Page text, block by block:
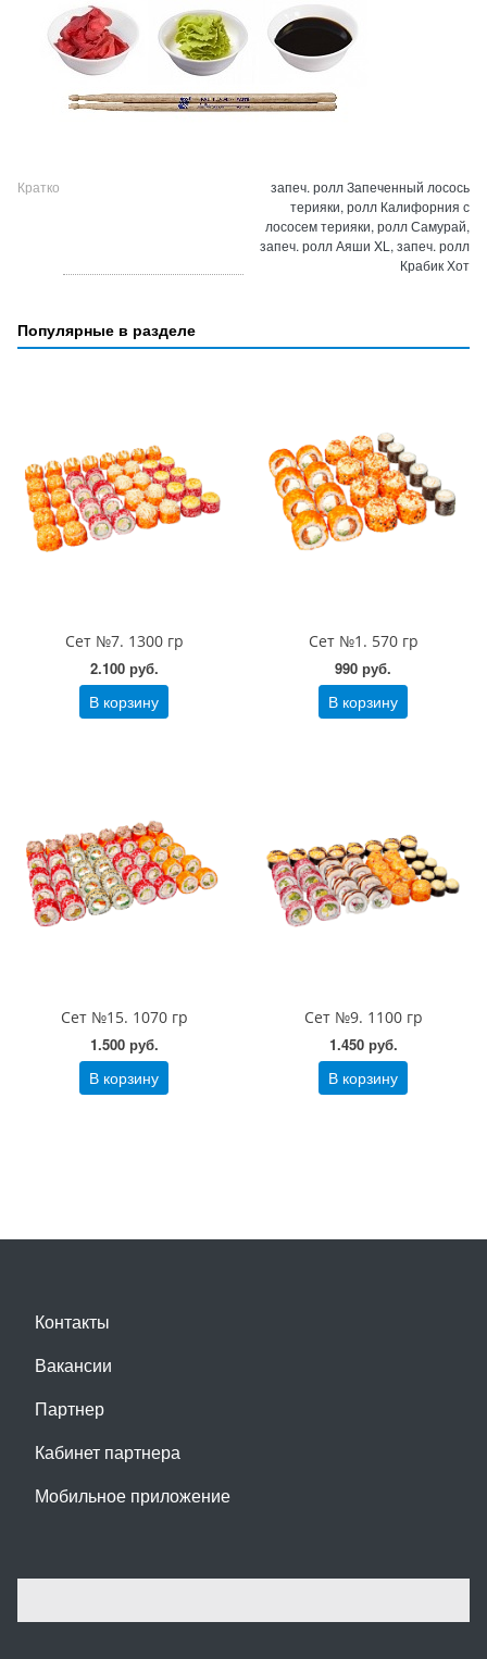
Кратко
запеч. ролл Запеченный лосось
терияки, ролл Калифорния с
лососем терияки, ролл Самурай,
запеч. ролл Аяши XL, запеч. ролл
Крабик Хот
Популярные в разделе
Сет №7. 1300 гр
2.100 руб.
В корзину
Сет №1. 570 гр
990 руб.
В корзину
Сет №15. 1070 гр
1.500 руб.
В корзину
Сет №9. 1100 гр
1.450 руб.
В корзину
Контакты
Вакансии
Партнер
Кабинет партнера
Мобильное приложение